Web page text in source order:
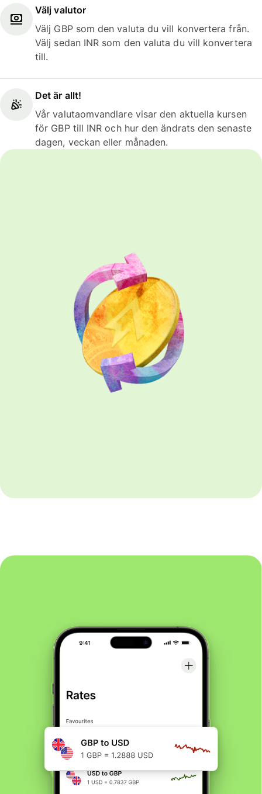
Välj valutor
Välj GBP som den valuta du vill konvertera från.
Välj sedan INR som den valuta du vill konvertera
till.
Det är allt!
Vår valutaomvandlare visar den aktuella kursen
för GBP till INR och hur den ändrats den senaste
dagen, veckan eller månaden.